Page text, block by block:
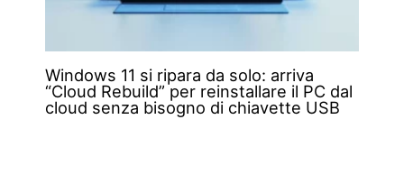
Windows 11 si ripara da solo: arriva
“Cloud Rebuild” per reinstallare il PC dal
cloud senza bisogno di chiavette USB